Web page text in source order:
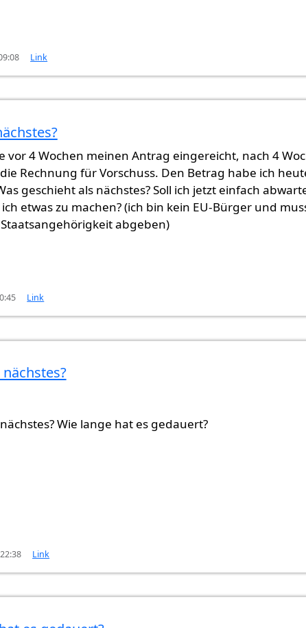
Link
vor 4 Wochen meinen Antrag eingereicht, nach 4
Rechnung für Vorschuss. Den Betrag habe ich
geschieht als nächstes? Soll ich jetzt einfach
etwas zu machen? (ich bin kein EU-Bürger und
abgeben)
Link
yasemin (nicht überprüft)
Wie lange hat es gedauert?
Link